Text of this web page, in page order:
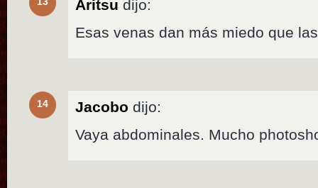
Aritsu dijo:
Esas venas dan más miedo que
14 Jacobo dijo:
Vaya abdominales. Mucho